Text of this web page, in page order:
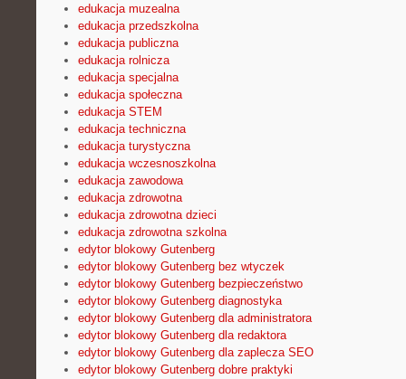
edukacja muzealna
edukacja przedszkolna
edukacja publiczna
edukacja rolnicza
edukacja specjalna
edukacja społeczna
edukacja STEM
edukacja techniczna
edukacja turystyczna
edukacja wczesnoszkolna
edukacja zawodowa
edukacja zdrowotna
edukacja zdrowotna dzieci
edukacja zdrowotna szkolna
edytor blokowy Gutenberg
edytor blokowy Gutenberg bez wtyczek
edytor blokowy Gutenberg bezpieczeństwo
edytor blokowy Gutenberg diagnostyka
edytor blokowy Gutenberg dla administratora
edytor blokowy Gutenberg dla redaktora
edytor blokowy Gutenberg dla zaplecza SEO
edytor blokowy Gutenberg dobre praktyki